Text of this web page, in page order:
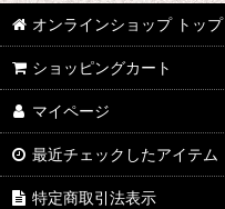
オンラインショップ トップ
ショッピングカート
マイページ
最近チェックしたアイテム
特定商取引法表示